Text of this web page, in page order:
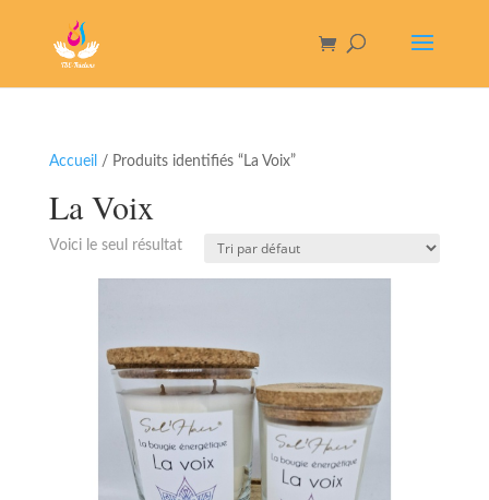
Accueil / Produits identifiés “La Voix”
La Voix
Voici le seul résultat